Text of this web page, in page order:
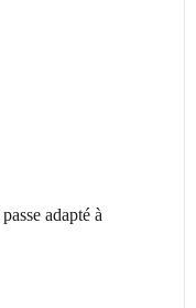
adapté à